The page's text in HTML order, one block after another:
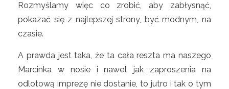
Rozmyślamy więc co zrobić, aby zabłysnąć,
pokazać się z najlepszej strony, być modnym, na
czasie.
A prawda jest taka, że ta cała reszta ma naszego
Marcinka w nosie i nawet jak zaproszenia na
odlotową imprezę nie dostanie, to jutro i tak o tym